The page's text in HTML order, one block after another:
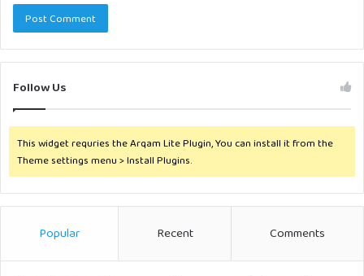
Follow Us
This widget requries the Arqam Lite Plugin, You can install it from the
Theme settings menu > Install Plugins.
Popular Recent Comments